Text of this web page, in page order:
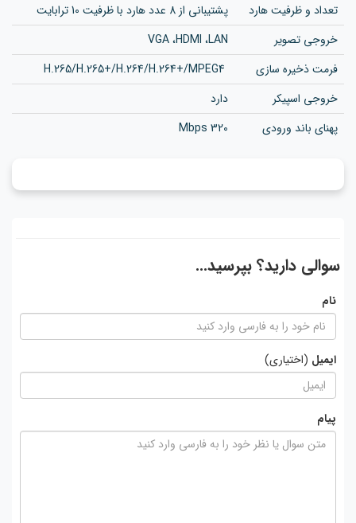
تعداد و ظرفیت هارد
پشتیبانی از 8 عدد هارد با ظرفیت 10 ترابایت
خروجی تصویر
VGA ،HDMI ،LAN
فرمت ذخیره سازی
خروجی اسپیکر
دارد
پهنای باند ورودی
320 Mbps
سوالی دارید؟ بپرسید...
نام
ایمیل (اختیاری)
پیام